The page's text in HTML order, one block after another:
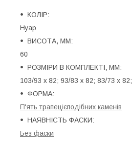
КОЛІР:
Нуар
ВИСОТА, ММ:
60
РОЗМІРИ В КОМПЛЕКТІ, ММ:
103/93 х 82; 93/83 х 82; 83/73 х
ФОРМА:
П'ять трапецієподібних каменів
НАЯВНІСТЬ ФАСКИ:
Без фаски